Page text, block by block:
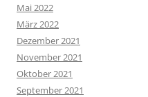
Mai 2022
März 2022
Dezember 2021
November 2021
Oktober 2021
September 2021